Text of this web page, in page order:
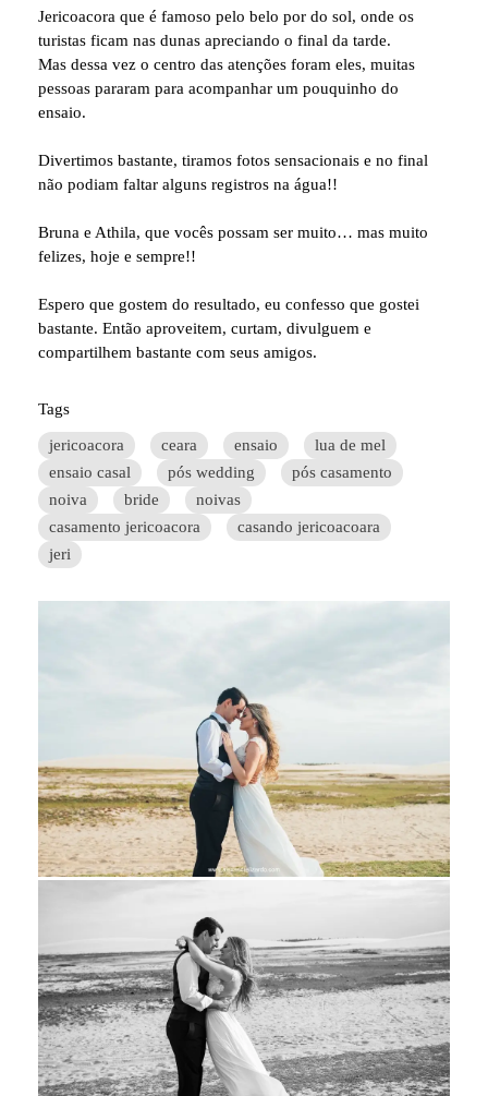
Jericoacora que é famoso pelo belo por do sol, onde os
turistas ficam nas dunas apreciando o final da tarde.
Mas dessa vez o centro das atenções foram eles, muitas
pessoas pararam para acompanhar um pouquinho do
ensaio.
Divertimos bastante, tiramos fotos sensacionais e no final
não podiam faltar alguns registros na água!!
Bruna e Athila, que vocês possam ser muito… mas muito
felizes, hoje e sempre!!
Espero que gostem do resultado, eu confesso que gostei
bastante. Então aproveitem, curtam, divulguem e
compartilhem bastante com seus amigos.
Tags
jericoacora ceara ensaio
lua de mel
ensaio casal
pós wedding
pós casamento
noiva
bride
noivas
casamento jericoacora
casando jericoacoara
jeri